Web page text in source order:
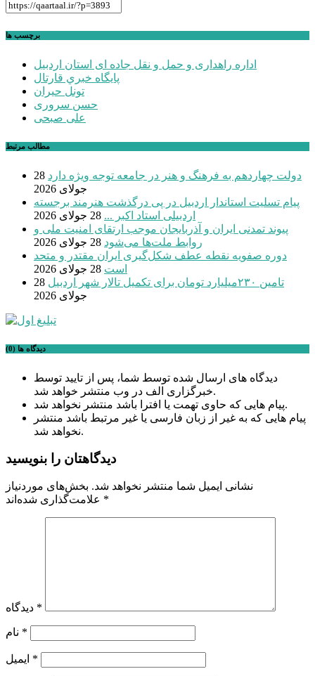
برچسب ها
اداره راهداری و حمل و نقل جاده ای استان اردبیل
پايگاه خبري قارتال
تونل حیران
حسن سروری
علی صبحی
مطالب مرتبط
دولت چهاردهم به فرهنگ و هنر در جامعه توجه ویژه دارد 28
جولای 2026
پیام تسلیت استاندار اردبیل در پی درگذشت هنرمند برجسته
اردبیلی استاد اکبر ... 28 جولای 2026
پیوند تمدنی ایران و آذربایجان موجب ارتقای امنیت ملی و
روابط ملت‌ها می‌شود 28 جولای 2026
دوره صفویه نقطه عطف شکل‌گیری ایران مقتدر و متحد
است 28 جولای 2026
تامین ۲۳۰میلیارد تومان برای تکمیل تالار شهر اردبیل
28
جولای 2026
دیدگاه ها (0)
دیدگاه های ارسال شده توسط شما، پس از تایید توسط
خبرگزاری الف در وب منتشر خواهد شد.
پیام هایی که حاوی تهمت یا افترا باشد منتشر نخواهد شد.
پیام هایی که به غیر از زبان فارسی یا غیر مرتبط باشد منتشر
نخواهد شد.
دیدگاهتان را بنویسید
نشانی ایمیل شما منتشر نخواهد شد. بخش‌های موردنیاز
*
*
*
*